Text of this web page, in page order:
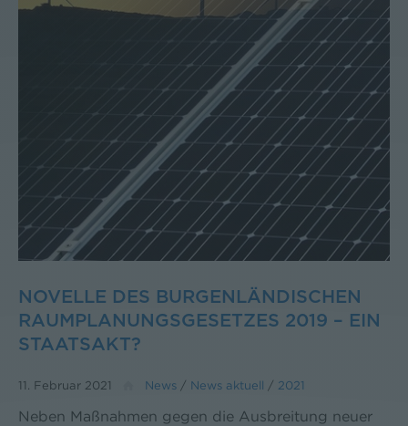
NOVELLE DES BURGENLÄNDISCHEN
RAUMPLANUNGSGESETZES 2019 – EIN
STAATSAKT?
11. Februar 2021 News / News aktuell / 2021
Neben Maßnahmen gegen die Ausbreitung neuer